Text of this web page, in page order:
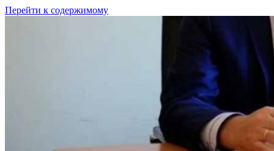
Перейти к содержимому